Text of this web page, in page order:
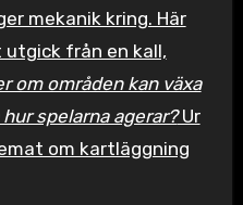
mekanik kring. Här
från en kall,
om områden kan växa
spelarna agerar?Ur
om kartläggning